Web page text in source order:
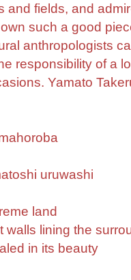
and fields, and
such a good
anthropologists
responsibility of a
Yamato
uruwashi
land
walls lining the
in its beauty